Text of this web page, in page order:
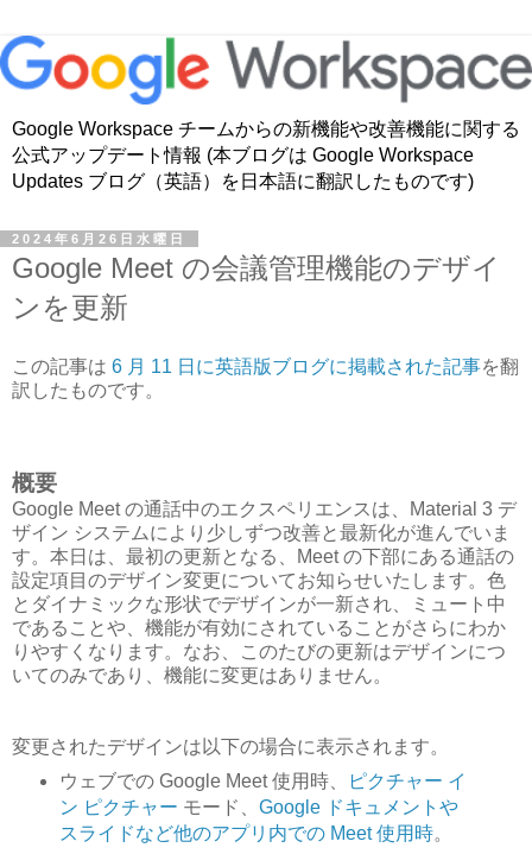
Google Workspace チームからの新機能や改善機能に関する
公式アップデート情報 (本ブログは Google Workspace
Updates ブログ（英語）を日本語に翻訳したものです)
2024年6月26日水曜日
Google Meet の会議管理機能のデザイ
ンを更新
この記事は 6 月 11 日に英語版ブログに掲載された記事を翻
訳したものです。
概要
Google Meet の通話中のエクスペリエンスは、Material 3 デ
ザイン システムにより少しずつ改善と最新化が進んでいま
す。本日は、最初の更新となる、Meet の下部にある通話の
設定項目のデザイン変更についてお知らせいたします。色
とダイナミックな形状でデザインが一新され、ミュート中
であることや、機能が有効にされていることがさらにわか
りやすくなります。なお、このたびの更新はデザインにつ
いてのみであり、機能に変更はありません。
変更されたデザインは以下の場合に表示されます。
ウェブでの Google Meet 使用時、
ピクチャー イ
ン ピクチャー モード、 Google ドキュメントや
スライドなど他のアプリ内での Meet 使用時。